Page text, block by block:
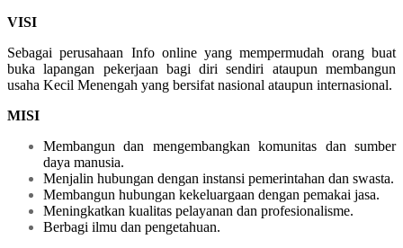
VISI
Sebagai perusahaan Info online yang mempermudah orang buat
buka lapangan pekerjaan bagi diri sendiri ataupun membangun
usaha Kecil Menengah yang bersifat nasional ataupun internasional.
MISI
Membangun dan mengembangkan komunitas dan sumber
daya manusia.
Menjalin hubungan dengan instansi pemerintahan dan swasta.
Membangun hubungan kekeluargaan dengan pemakai jasa.
Meningkatkan kualitas pelayanan dan profesionalisme.
Berbagi ilmu dan pengetahuan.